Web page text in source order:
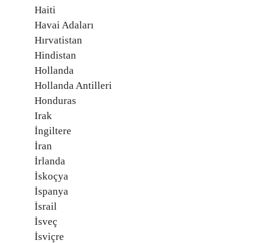
Haiti
Havai Adaları
Hırvatistan
Hindistan
Hollanda
Hollanda Antilleri
Honduras
Irak
İngiltere
İran
İrlanda
İskoçya
İspanya
İsrail
İsveç
İsviçre